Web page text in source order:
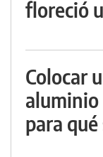
floreció
Colocar
aluminio
para